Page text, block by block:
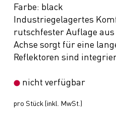
Farbe: black
Industriegelagertes
rutschfester Auflage
Achse sorgt für eine
Reflektoren sind
nicht verfügbar
pro Stück (inkl. MwSt.)